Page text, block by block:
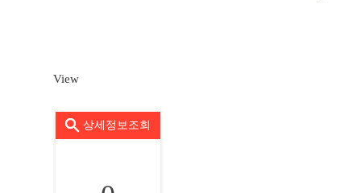
View
상세정보조회